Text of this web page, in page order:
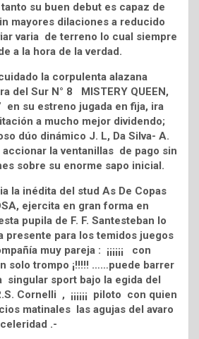
su buen debut es capaz de
mayores dilaciones a reducido
varia de terreno lo cual siempre
a la hora de la verdad.
la corpulenta alazana
del Sur N° 8 MISTERY QUEEN,
en su estreno jugada en fija, ira
a mucho mejor dividendo;
dúo dinámico J. L, Da Silva- A.
accionar la ventanillas de pago sin
sobre su enorme sapo inicial.
la inédita del stud As De Copas
ejercita en gran forma en
pupila de F. F. Santesteban lo
presente para los temidos juegos
muy pareja : ¡¡¡¡¡¡ con
solo trompo ¡!!!!! ……puede barrer
singular sport bajo la egida del
Cornelli , ¡¡¡¡¡¡ piloto con quien
matinales las agujas del avaro
.-